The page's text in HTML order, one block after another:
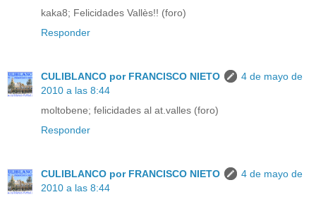
kaka8; Felicidades Vallès!! (foro)
Responder
CULIBLANCO por FRANCISCO NIETO
4 de mayo de
2010 a las 8:44
moltobene; felicidades al at.valles (foro)
Responder
CULIBLANCO por FRANCISCO NIETO
4 de mayo de
2010 a las 8:44